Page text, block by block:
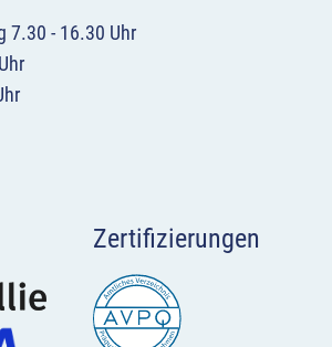
7.30 - 16.30 Uhr
Zertifizierungen